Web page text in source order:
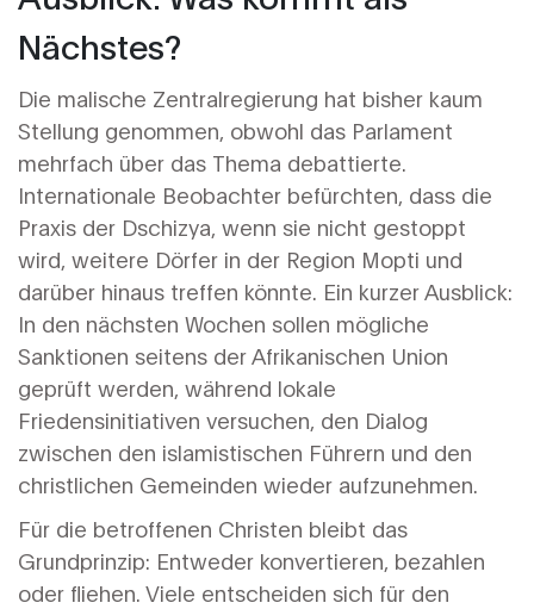
Nächstes?
Die malische Zentralregierung hat bisher kaum
Stellung genommen, obwohl das Parlament
mehrfach über das Thema debattierte.
Internationale Beobachter befürchten, dass die
Praxis der Dschizya, wenn sie nicht gestoppt
wird, weitere Dörfer in der Region Mopti und
darüber hinaus treffen könnte. Ein kurzer Ausblick:
In den nächsten Wochen sollen mögliche
Sanktionen seitens der Afrikanischen Union
geprüft werden, während lokale
Friedensinitiativen versuchen, den Dialog
zwischen den islamistischen Führern und den
christlichen Gemeinden wieder aufzunehmen.
Für die betroffenen Christen bleibt das
Grundprinzip: Entweder konvertieren, bezahlen
oder fliehen. Viele entscheiden sich für den